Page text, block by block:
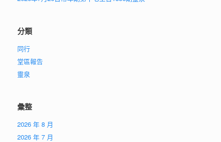
分類
同行
堂區報告
靈泉
彙整
2026 年 8 月
2026 年 7 月